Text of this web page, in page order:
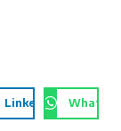
LinkedIn